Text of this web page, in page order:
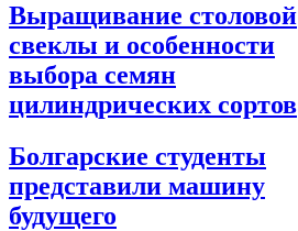
Выращивание столовой
свеклы и особенности
выбора семян
цилиндрических сортов
Болгарские студенты
представили машину
будущего